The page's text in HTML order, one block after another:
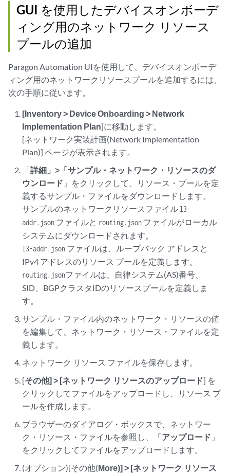
GUI を使用したデバイスオンボーデ
ィング用のネットワーク リソース
プールの追加
Paragon Automation UIを使用して、デバイスオンボーデ
ィング用のネットワークリソースプールを追加するには、
次の手順に従います。
[Inventory > Device Onboarding > Network
Implementation Plan]に移動します。
[ネットワーク実装計画(Network Implementation
Plan)] ページが表示されます。
「詳細」>「サンプル・ネットワーク・リソースのダ
ウンロード 」をクリックして、リソース・プールを定
義するサンプル・ファイルをダウンロードします。
サンプルのネットワークリソースファイル l3-
addr.json ファイルと routing.json ファイルがローカル
システムにダウンロードされます。
l3-addr.json ファイルは、ループバック アドレスと
IPv4 アドレスのリソース プールを定義します。
routing.jsonファイルは、自律システム(AS)番号、
SID、BGPクラスタIDのリソースプールを定義しま
す。
サンプル・ファイル内のネットワーク・リソースの値
を編集して、ネットワーク・リソース・ファイルを定
義します。
ネットワーク リソース ファイルを保存します。
[その他] > [ネットワーク リソースのアップロード] を
クリックしてファイルをアップロードし、リソース プ
ールを作成します。
ブラウザーのダイアログ・ボックスで、ネットワー
ク・リソース・ファイルを参照し、「アップロード 」
をクリックしてファイルをアップロードします。
(オプション)[その他(More)] > [ネットワーク リソース